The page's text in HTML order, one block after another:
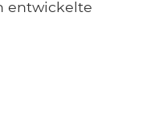
entwickelte